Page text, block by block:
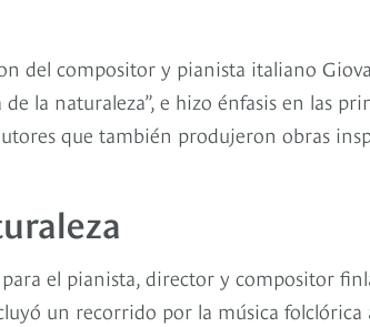
del compositor y pianista italiano
la naturaleza”, e hizo énfasis en las
que también produjeron obras
el pianista, director y compositor
un recorrido por la música